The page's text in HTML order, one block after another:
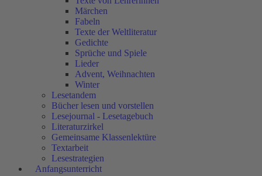
Märchen
Fabeln
Texte der Weltliteratur
Gedichte
Sprüche und Spiele
Lieder
Advent, Weihnachten
Winter
Lesetandem
Bücher lesen und vorstellen
Lesejournal - Lesetagebuch
Literaturzirkel
Gemeinsame Klassenlektüre
Textarbeit
Lesestrategien
Anfangsunterricht